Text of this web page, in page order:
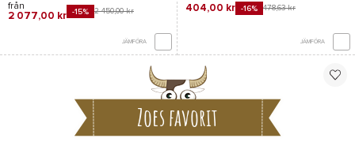
från
2 077,00 kr -15% 2 450,00 kr
JÄMFÖRA
404,00 kr -16% 478,63 kr
JÄMFÖRA
Zoes favorit